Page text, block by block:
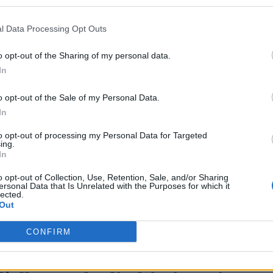
Data Processing Opt Outs
opt-out of the Sharing of my personal data.
opt-out of the Sale of my Personal Data.
opt-out of processing my Personal Data for Targeted
opt-out of Collection, Use, Retention, Sale, and/or Sharing
Data that Is Unrelated with the Purposes for which it
CONFIRM
alla grandezza della zona vulcanica, bensì alla
questo motivo la caldera di Yellowstone è
i quali, negli ultimi anni, hanno constatato
più grande
del supervulcano potrebbe avere un
situazione presentando uno scenario
causerebbe
sarebbe coperto da ceneri vulcaniche ed il
terribili conseguenze ricadrebbero anche sul
farebbero diminuire le temperature
bloccando i monsoni asiatici e causando